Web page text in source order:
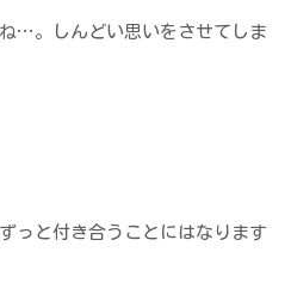
…。しんどい思いをさせてしま
っと付き合うことにはなります